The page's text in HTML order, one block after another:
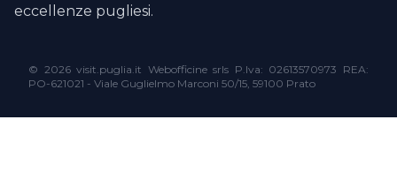
eccellenze pugliesi.
© 2026 visit.puglia.it Webofficine srls P.Iva: 02613570973 REA:
PO-621021 - Viale Guglielmo Marconi 50/15, 59100 Prato